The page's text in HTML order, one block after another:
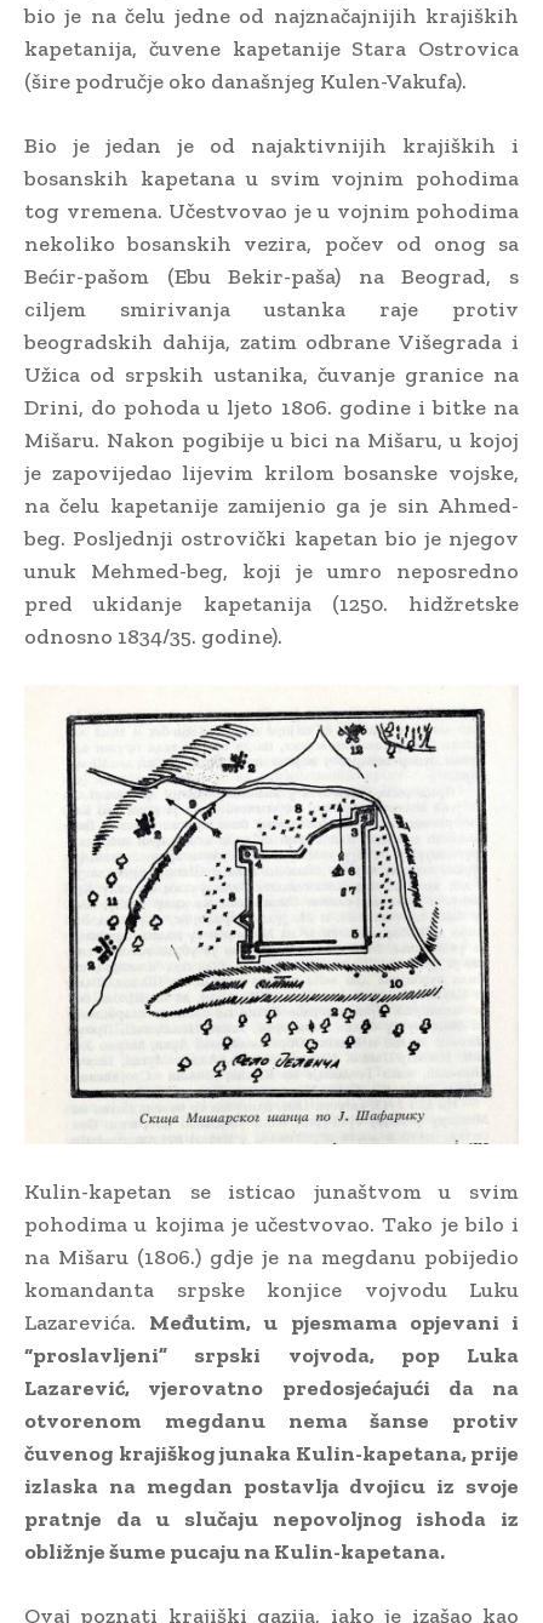
bio je na čelu jedne od najznačajnijih krajiških
kapetanija, čuvene kapetanije Stara Ostrovica
(šire područje oko današnjeg Kulen-Vakufa).
Bio je jedan je od najaktivnijih krajiških i
bosanskih kapetana u svim vojnim pohodima
tog vremena. Učestvovao je u vojnim pohodima
nekoliko bosanskih vezira, počev od onog sa
Bećir-pašom (Ebu Bekir-paša) na Beograd, s
ciljem smirivanja ustanka raje protiv
beogradskih dahija, zatim odbrane Višegrada i
Užica od srpskih ustanika, čuvanje granice na
Drini, do pohoda u ljeto 1806. godine i bitke na
Mišaru. Nakon pogibije u bici na Mišaru, u kojoj
je zapovijedao lijevim krilom bosanske vojske,
na čelu kapetanije zamijenio ga je sin Ahmed-
beg. Posljednji ostrovički kapetan bio je njegov
unuk Mehmed-beg, koji je umro neposredno
pred ukidanje kapetanija (1250. hidžretske
odnosno 1834/35. godine).
Kulin-kapetan se isticao junaštvom u svim
pohodima u kojima je učestvovao. Tako je bilo i
na Mišaru (1806.) gdje je na megdanu pobijedio
komandanta srpske konjice vojvodu Luku
Lazarevića. Međutim, u pjesmama opjevani i
“proslavljeni” srpski vojvoda, pop Luka
Lazarević, vjerovatno predosjećajući da na
otvorenom megdanu nema šanse protiv
čuvenog krajiškog junaka Kulin-kapetana, prije
izlaska na megdan postavlja dvojicu iz svoje
pratnje da u slučaju nepovoljnog ishoda iz
obližnje šume pucaju na Kulin-kapetana.
Ovaj poznati krajiški gazija, iako je izašao kao